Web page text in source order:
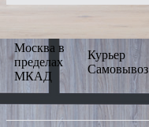
Москва в
пределах
МКАД
Курьер
Самовывоз